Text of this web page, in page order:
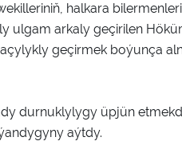
halkara
ulgam arkaly geçirilen
geçirmek boýunça
durnuklylygy üpjün
aýtdy.